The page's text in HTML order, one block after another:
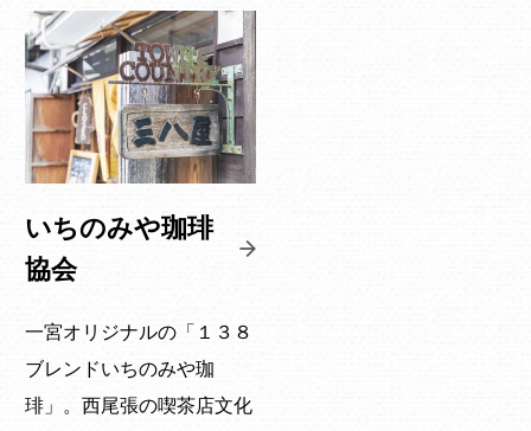
いちのみや珈琲
協会
一宮オリジナルの「１３８
ブレンドいちのみや珈
琲」。西尾張の喫茶店文化